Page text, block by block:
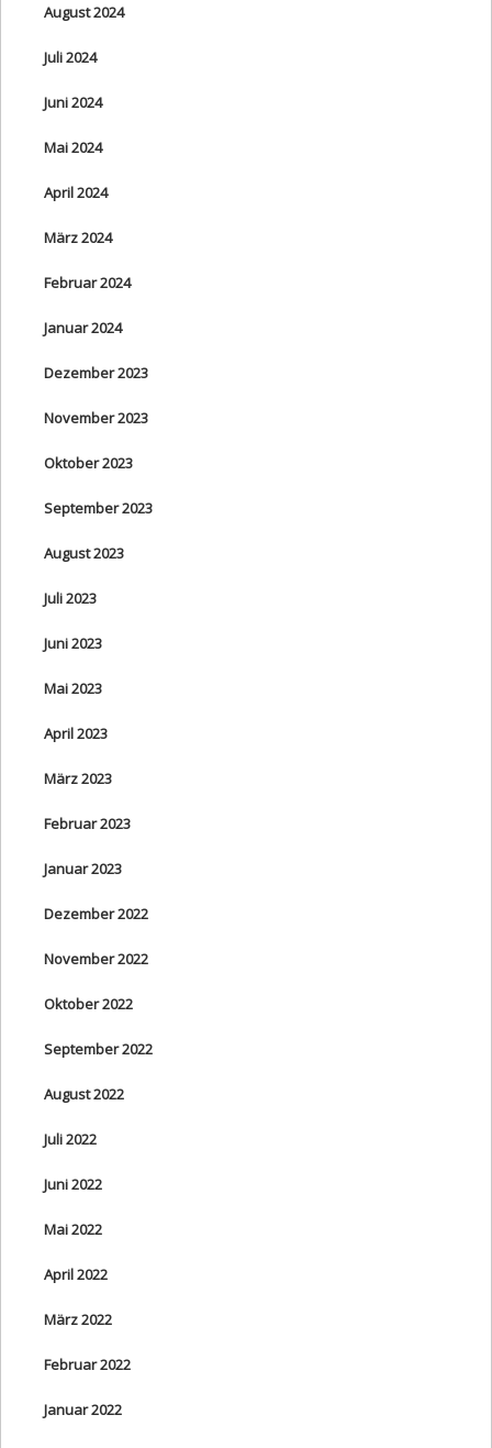
August 2024
Juli 2024
Juni 2024
Mai 2024
April 2024
März 2024
Februar 2024
Januar 2024
Dezember 2023
November 2023
Oktober 2023
September 2023
August 2023
Juli 2023
Juni 2023
Mai 2023
April 2023
März 2023
Februar 2023
Januar 2023
Dezember 2022
November 2022
Oktober 2022
September 2022
August 2022
Juli 2022
Juni 2022
Mai 2022
April 2022
März 2022
Februar 2022
Januar 2022